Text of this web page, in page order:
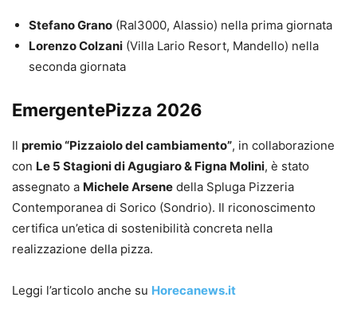
Stefano Grano (Ral3000, Alassio) nella prima giornata
Lorenzo Colzani (Villa Lario Resort, Mandello) nella
seconda giornata
EmergentePizza 2026
Il premio “Pizzaiolo del cambiamento”, in collaborazione
con Le 5 Stagioni di Agugiaro & Figna Molini, è stato
assegnato a Michele Arsene della Spluga Pizzeria
Contemporanea di Sorico (Sondrio). Il riconoscimento
certifica un’etica di sostenibilità concreta nella
realizzazione della pizza.
Leggi l’articolo anche su Horecanews.it